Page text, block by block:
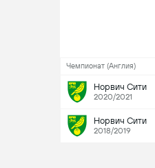
Чемпионат (Англия)
Норвич Сити
2020/2021
Норвич Сити
2018/2019